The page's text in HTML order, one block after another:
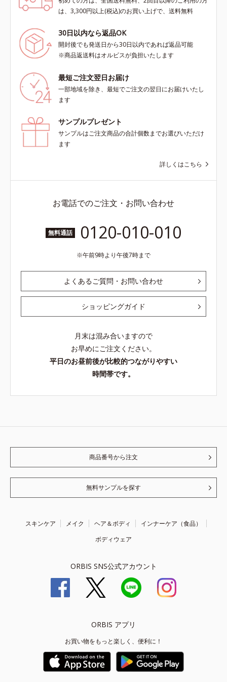
は、3,300円以上(税込)のお買い上げで、送料無料
30日以内なら返品OK
開封後でも発送日から30日以内であれば返品可能
※商品返送料はオルビスが負担いたします
最短ご注文翌日お届け
一部地域を除き、最短でご注文の翌日にお届けいたし
ます
サンプルプレゼント
サンプルはご注文商品の合計個数までお選びいただけ
ます
詳しくはこちら
お電話でのご注文・お問い合わせ
無料通話 0120-010-010
午前9時より午後7時まで
よくあるご質問・お問い合わせ
ショッピングガイド
月末は混み合いますので
お早めにご注文ください。
平日のお昼前後が比較的つながりやすい
時間帯です。
商品番号から注文
無料サンプルを探す
スキンケア メイク ヘア＆ボディ
インナーケア（食品）
ボディウェア
ORBIS SNS公式アカウント
ORBIS アプリ
お買い物をもっと楽しく、便利に！